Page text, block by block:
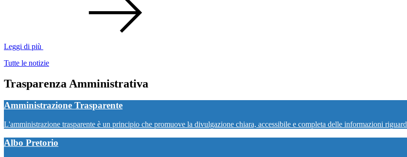
Leggi di più
Tutte le notizie
Trasparenza Amministrativa
Amministrazione Trasparente
L'amministrazione trasparente è un principio che promuove la divulgazione chiara, accessibile e completa delle informazioni
Albo Pretorio